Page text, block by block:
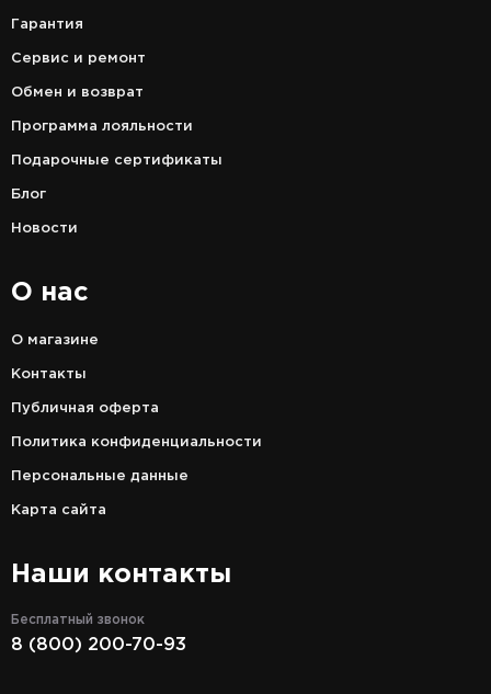
Гарантия
Сервис и ремонт
Обмен и возврат
Программа лояльности
Подарочные сертификаты
Блог
Новости
О нас
О магазине
Контакты
Публичная оферта
Политика конфиденциальности
Персональные данные
Карта сайта
Наши контакты
Бесплатный звонок
8 (800) 200-70-93